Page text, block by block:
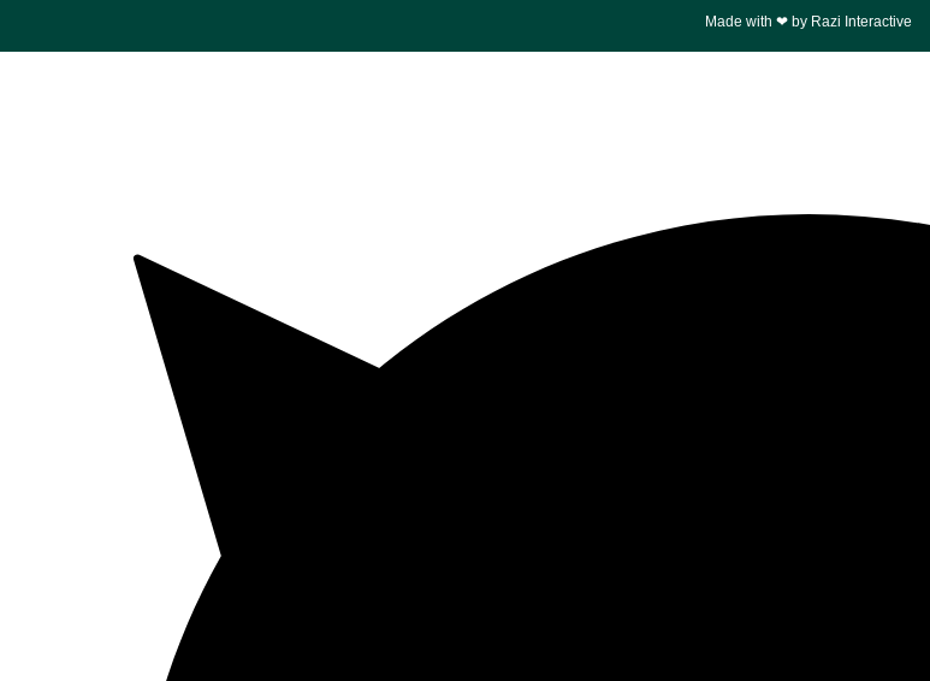
Made with ❤ by Razi Interactive